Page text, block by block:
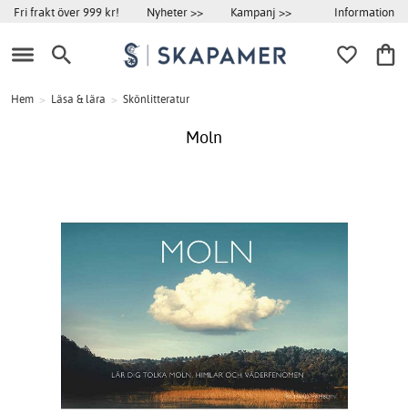
Fri frakt över 999 kr! Nyheter >> Kampanj >> Information
Hem > Läsa & lära > Skönlitteratur
Moln